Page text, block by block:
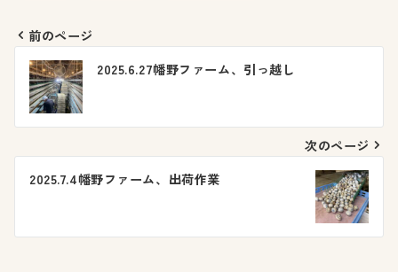
投
稿
ビ
前のページ
2025.6.27幡野ファーム、引っ越し
次のページ
2025.7.4幡野ファーム、出荷作業